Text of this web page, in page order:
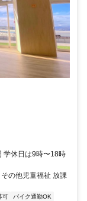
学休日は9時〜18時
の他児童福祉 放課
可
バイク通勤OK